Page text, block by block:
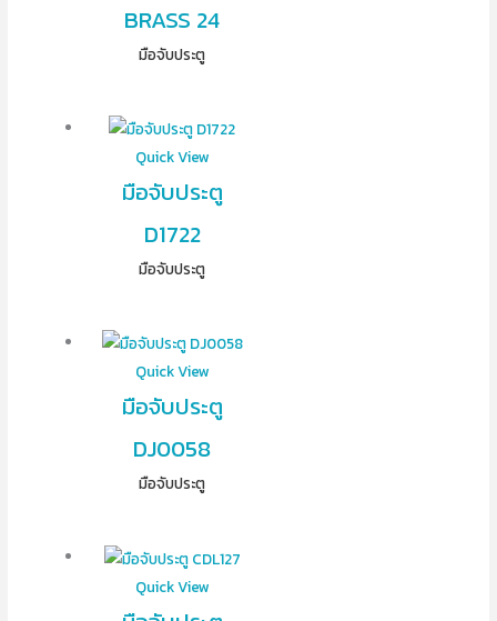
BRASS 24
มือจับประตู
Quick View
มือจับประตู
D1722
มือจับประตู
Quick View
มือจับประตู
DJ0058
มือจับประตู
Quick View